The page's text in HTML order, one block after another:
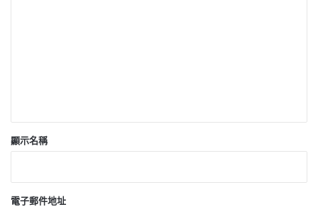
顯示名稱
電子郵件地址